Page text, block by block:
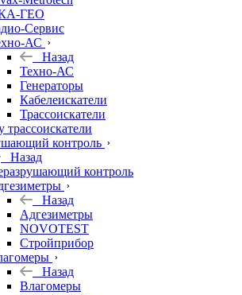
ГЕО
Сервис
АС
Назад
Техно-АС
Генераторы
Кабелеискатели
Трассоискатели
трассоискатели
контроль
Назад
контроль
Назад
Адгезиметры
NOVOTEST
Стройприбор
Назад
Влагомеры